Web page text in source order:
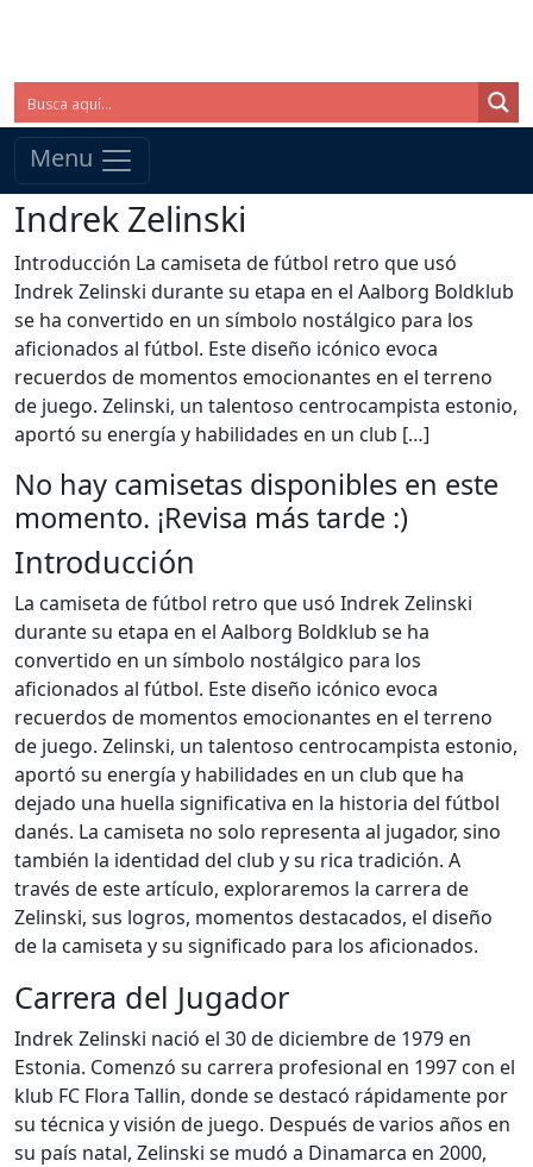
Menu
Indrek Zelinski
Introducción La camiseta de fútbol retro que usó
Indrek Zelinski durante su etapa en el Aalborg Boldklub
se ha convertido en un símbolo nostálgico para los
aficionados al fútbol. Este diseño icónico evoca
recuerdos de momentos emocionantes en el terreno
de juego. Zelinski, un talentoso centrocampista estonio,
aportó su energía y habilidades en un club […]
No hay camisetas disponibles en este
momento. ¡Revisa más tarde :)
Introducción
La camiseta de fútbol retro que usó Indrek Zelinski
durante su etapa en el Aalborg Boldklub se ha
convertido en un símbolo nostálgico para los
aficionados al fútbol. Este diseño icónico evoca
recuerdos de momentos emocionantes en el terreno
de juego. Zelinski, un talentoso centrocampista estonio,
aportó su energía y habilidades en un club que ha
dejado una huella significativa en la historia del fútbol
danés. La camiseta no solo representa al jugador, sino
también la identidad del club y su rica tradición. A
través de este artículo, exploraremos la carrera de
Zelinski, sus logros, momentos destacados, el diseño
de la camiseta y su significado para los aficionados.
Carrera del Jugador
Indrek Zelinski nació el 30 de diciembre de 1979 en
Estonia. Comenzó su carrera profesional en 1997 con el
klub FC Flora Tallin, donde se destacó rápidamente por
su técnica y visión de juego. Después de varios años en
su país natal, Zelinski se mudó a Dinamarca en 2000,